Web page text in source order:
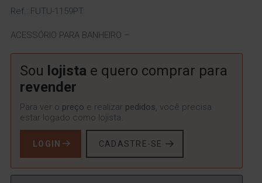
Ref.: FUTU-1159PT
ACESSÓRIO PARA BANHEIRO –
Sou lojista e quero comprar para
revender
Para ver o preço e realizar pedidos, você precisa
estar logado como lojista.
LOGIN CADASTRE-SE